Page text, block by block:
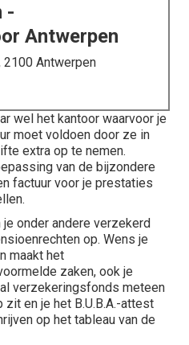
-
Antwerpen
Antwerpen
wel het kantoor waarvoor je
moet voldoen door ze in
extra op te nemen.
van de bijzondere
factuur voor je prestaties
onder andere verzekerd
op. Wens je
maakt het
zaken, ook je
verzekeringsfonds meteen
en je het B.U.B.A.-attest
op het tableau van de